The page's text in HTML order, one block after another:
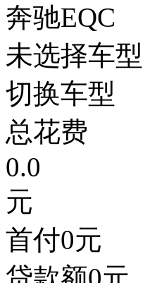
奔驰EQC
未选择车型
切换车型
总花费
0.0
元
首付0元